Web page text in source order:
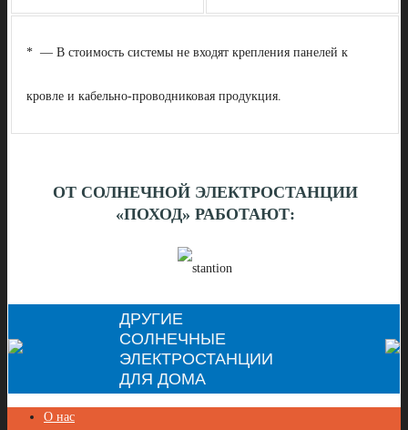
* — В стоимость системы не входят крепления панелей к
кровле и кабельно-проводниковая продукция.
ОТ СОЛНЕЧНОЙ ЭЛЕКТРОСТАНЦИИ
«ПОХОД» РАБОТАЮТ:
ДРУГИЕ
СОЛНЕЧНЫЕ
ЭЛЕКТРОСТАНЦИИ
ДЛЯ ДОМА
О нас